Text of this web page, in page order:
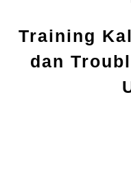
Training
dan